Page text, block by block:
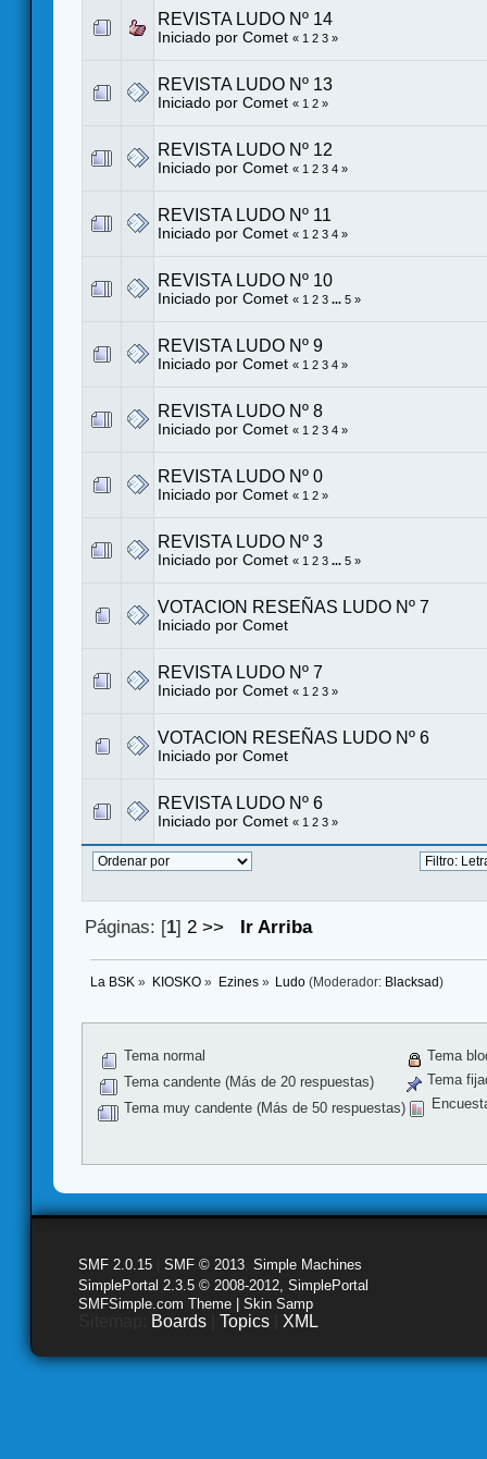
REVISTA LUDO Nº 14
Iniciado por Comet « 1 2 3 »
REVISTA LUDO Nº 13
Iniciado por Comet « 1 2 »
REVISTA LUDO Nº 12
Iniciado por Comet « 1 2 3 4 »
REVISTA LUDO Nº 11
Iniciado por Comet « 1 2 3 4 »
REVISTA LUDO Nº 10
Iniciado por Comet « 1 2 3 ... 5 »
REVISTA LUDO Nº 9
Iniciado por Comet « 1 2 3 4 »
REVISTA LUDO Nº 8
Iniciado por Comet « 1 2 3 4 »
REVISTA LUDO Nº 0
Iniciado por Comet « 1 2 »
REVISTA LUDO Nº 3
Iniciado por Comet « 1 2 3 ... 5 »
VOTACION RESEÑAS LUDO Nº 7
Iniciado por Comet
REVISTA LUDO Nº 7
Iniciado por Comet « 1 2 3 »
VOTACION RESEÑAS LUDO Nº 6
Iniciado por Comet
REVISTA LUDO Nº 6
Iniciado por Comet « 1 2 3 »
Páginas: [1] 2 >> Ir Arriba
La BSK » KIOSKO» Ezines» Ludo (Moderador: Blacksad)
Tema normal
Tema candente (Más de 20 respuestas)
Tema muy candente (Más de 50 respuestas)
Tema
Tema
SMF 2.0.15 SMF © 2013 Simple Machines
SimplePortal 2.3.5 © 2008-2012, SimplePortal
SMFSimple.com Theme | Skin Samp
Boards Topics XML